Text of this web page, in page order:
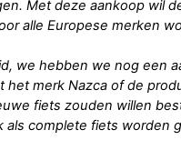
Met deze aankoop wil
alle Europese merken
we hebben we nog een
het merk Nazca of de
fiets zouden willen
als complete fiets worden